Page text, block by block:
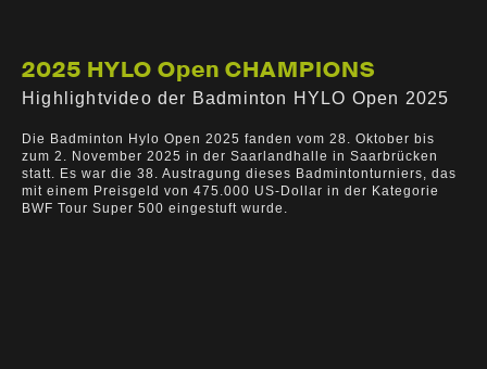
2025 HYLO Open CHAMPIONS
Highlightvideo der Badminton HYLO Open 2025
Die Badminton Hylo Open 2025 fanden vom 28. Oktober bis
zum 2. November 2025 in der Saarlandhalle in Saarbrücken
statt. Es war die 38. Austragung dieses Badmintonturniers, das
mit einem Preisgeld von 475.000 US-Dollar in der Kategorie
BWF Tour Super 500 eingestuft wurde.